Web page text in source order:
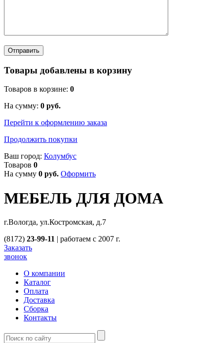
Товары добавлены в корзину
Товаров в корзине: 0
На сумму: 0 руб.
Перейти к оформлению заказа
Продолжить покупки
Ваш город: Колумбус
Товаров 0
На сумму 0 руб. Оформить
МЕБЕЛЬ ДЛЯ ДОМА
г.Вологда, ул.Костромская, д.7
(8172) 23-99-11 | работаем с 2007 г.
Заказать
звонок
О компании
Каталог
Оплата
Доставка
Сборка
Контакты